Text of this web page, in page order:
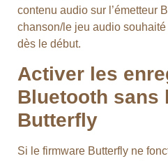
contenu audio sur l’émetteur
chanson/le jeu audio
dès le début.
Activer les
Bluetooth sans
Butterfly
Si le firmware Butterfly ne